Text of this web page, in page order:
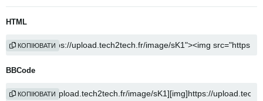
HTML
КОПІЮВАТИ
BBCode
КОПІЮВАТИ